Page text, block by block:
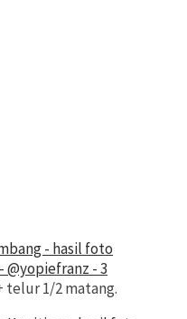
telur 1/2 matang.